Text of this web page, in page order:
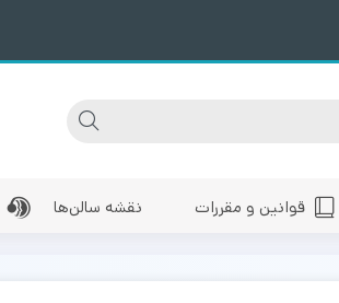
قوانین و مقررات نقشه سالن‌ها